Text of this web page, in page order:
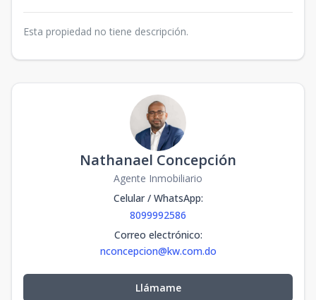
Esta propiedad no tiene descripción.
Nathanael Concepción
Agente Inmobiliario
Celular / WhatsApp:
8099992586
Correo electrónico:
nconcepcion@kw.com.do
Llámame